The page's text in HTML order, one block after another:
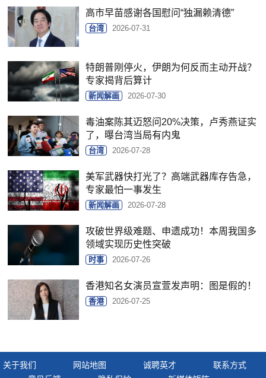
高市早苗感谢各国慰问“独漏赖清德”
台湾 2026-07-31
特朗普刚停火，伊朗为何反而主动开战？
专家揭背后算计
新闻解画 2026-07-30
毒油案陈其迈怒问20%决策，卢秀燕证实
了，曝台湾当局有内鬼
台湾 2026-07-28
美军武器快打光了？高端武器库存告急，
专家最怕一事发生
新闻解画 2026-07-28
攻破世界级难题、申遗成功！本周我国多
领域实现历史性突破
时事 2026-07-26
香港知名女演员宣萱发声明：图是假的！
香港 2026-07-25
关于我们 网站地图 诚聘英才
联系方式